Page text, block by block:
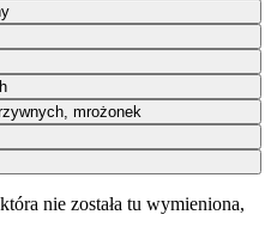
mrożonek
nie została tu wymieniona,